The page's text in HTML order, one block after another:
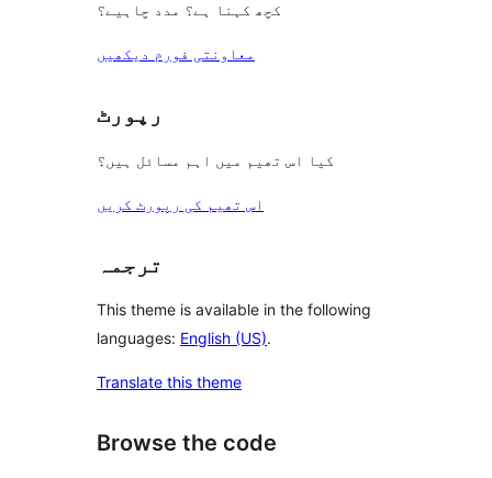
کچھ کہنا ہے؟ مدد چاہیے؟
معاونتی فورم دیکھیں
رپورٹ
کیا اس تھیم میں اہم مسائل ہیں؟
اس تھیم کی رپورٹ کریں
ترجمہ
This theme is available in the following
languages: English (US).
Translate this theme
Browse the code